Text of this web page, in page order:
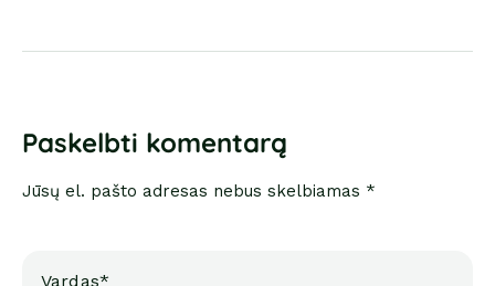
Paskelbti komentarą
Jūsų el. pašto adresas nebus skelbiamas *